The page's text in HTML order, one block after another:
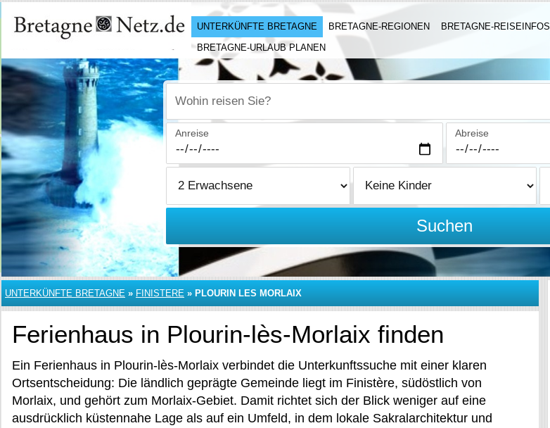
UNTERKÜNFTE BRETAGNE BRETAGNE-REGIONEN
BRETAGNE-REISEINFOS
BRETAGNE-URLAUB PLANEN
Wohin reisen Sie?
Anreise Abreise
Suchen
UNTERKÜNFTE BRETAGNE » FINISTERE » PLOURIN LES MORLAIX
Ferienhaus in Plourin-lès-Morlaix finden
Ein Ferienhaus in Plourin-lès-Morlaix verbindet die Unterkunftssuche mit einer klaren
Ortsentscheidung: Die ländlich geprägte Gemeinde liegt im Finistère, südöstlich von
Morlaix, und gehört zum Morlaix-Gebiet. Damit richtet sich der Blick weniger auf eine
ausdrücklich küstennahe Lage als auf ein Umfeld, in dem lokale Sakralarchitektur und